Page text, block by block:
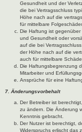
Gesundheit und der
die bei Vertragsschluss
Höhe nach auf die
für mittelbare
Die Haftung ist
und Gesundheit oder
auf die bei
der Höhe nach auf die
auch für mittelbare
Die Haftungsbegrenzung
Mitarbeiter und
Ansprüche für eine
7. Änderungsvorbehalt
Der Betreiber ist
zu ändern. Die Änderung
Kenntnis gebracht.
Der Nutzer ist berechtigt,
Widerspruchs erlischt das